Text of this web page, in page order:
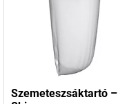
Szemeteszsáktartó –